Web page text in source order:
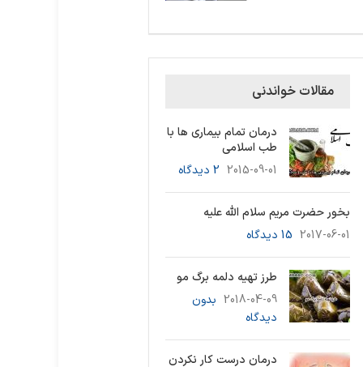
مقالات خواندنی
درمان تمام بیماری ها با
طب اسلامی
2015-09-01 2 دیدگاه
بخور حضرت مریم سلام الله علیه
2017-06-01 15 دیدگاه
طرز تهیه دلمه برگ مو
2018-04-09 بدون
دیدگاه
درمان درست کار نکردن